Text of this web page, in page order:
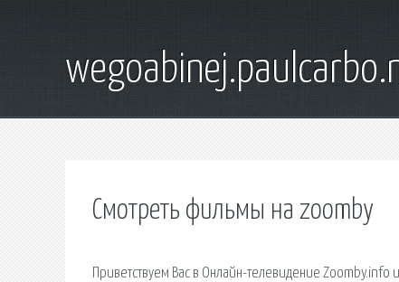
Смотреть фильмы на zoomby
Приветствуем Вас в Онлайн-телевидение